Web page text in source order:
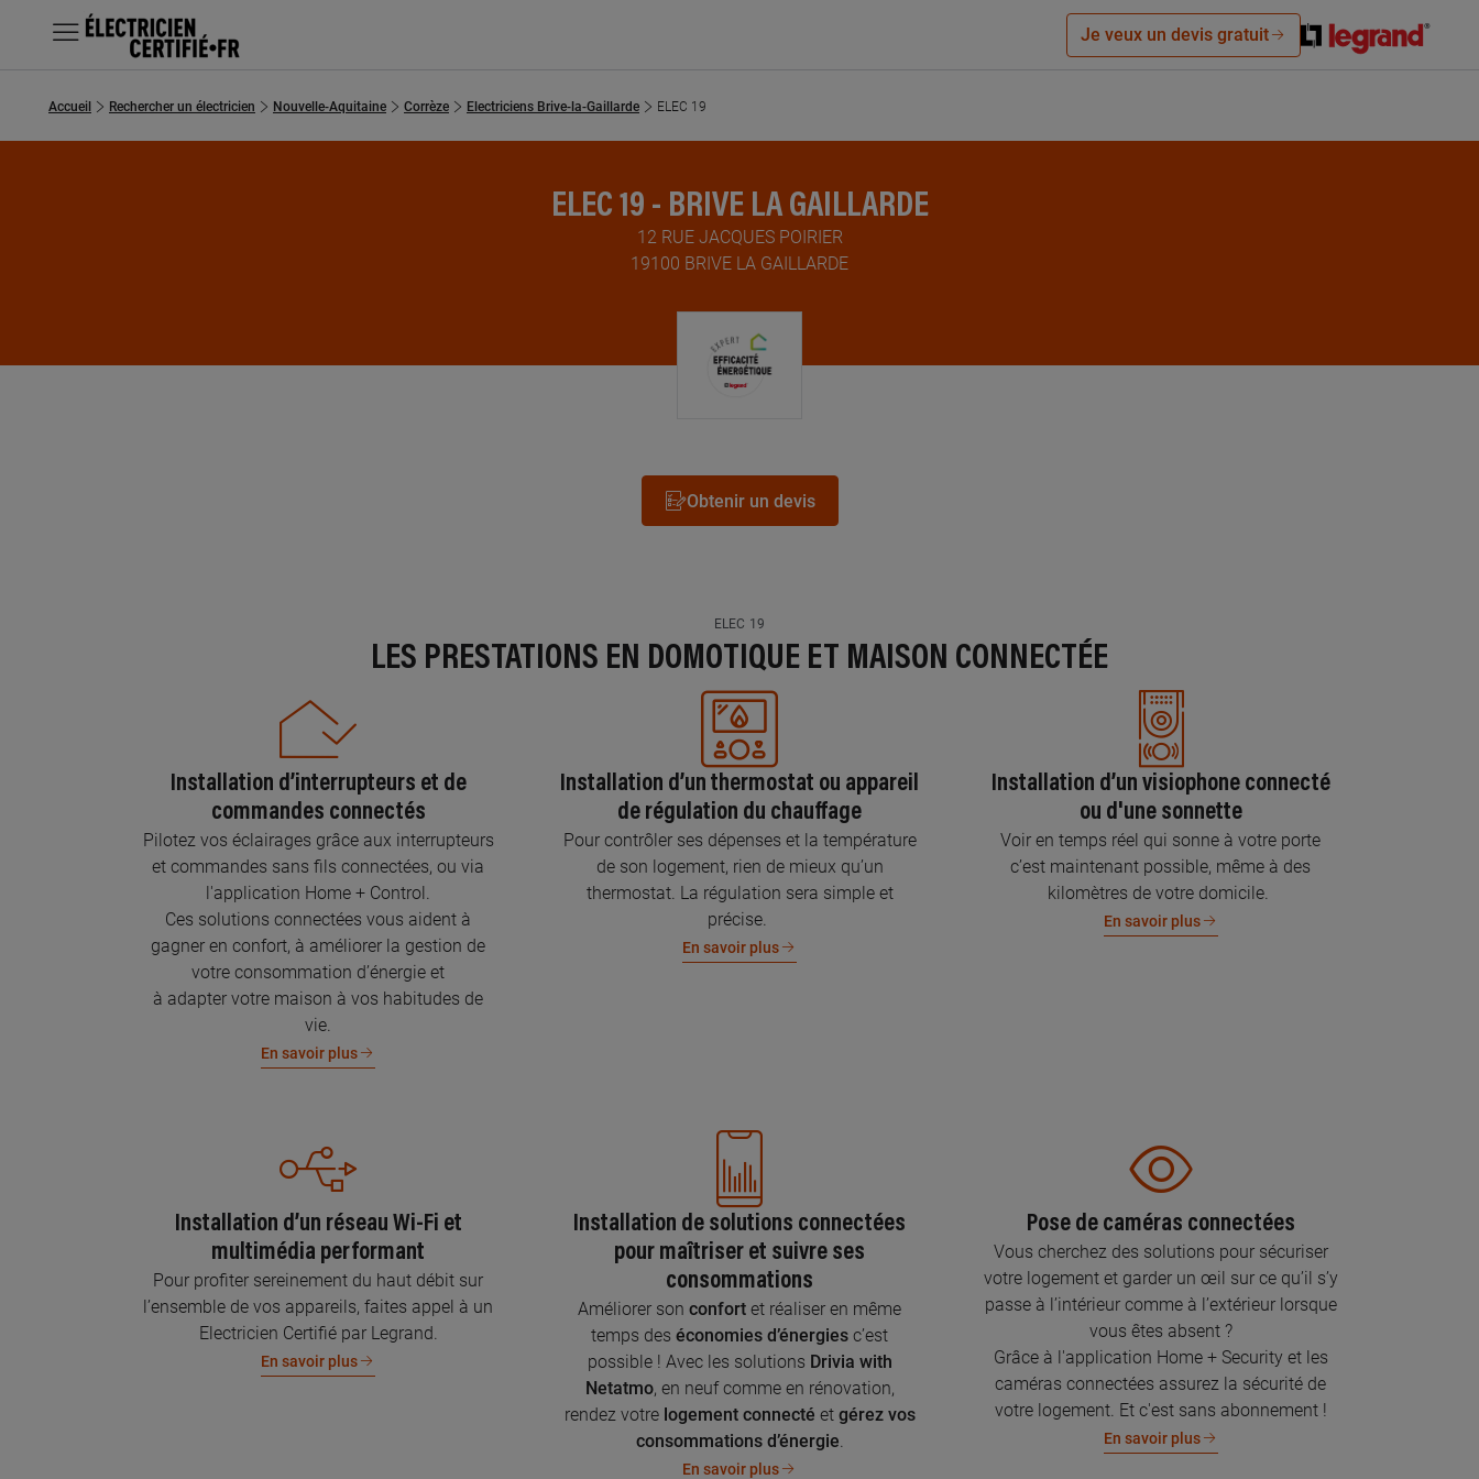
MENU
Chercher un électricien
Je veux un devis gratuit
Accueil Rechercher un électricien Nouvelle-Aquitaine Corrèze Electriciens Brive-la-Gaillarde ELEC 19
ELEC 19 - BRIVE LA GAILLARDE
12 RUE JACQUES POIRIER
19100 BRIVE LA GAILLARDE
Obtenir un devis
ELEC 19
LES PRESTATIONS EN DOMOTIQUE ET MAISON CONNECTÉE
Installation d’interrupteurs et de
commandes connectés
Pilotez vos éclairages grâce aux interrupteurs
et commandes sans fils connectées, ou via
l'application Home + Control.
Ces solutions connectées vous aident à
gagner en confort, à améliorer la gestion de
votre consommation d’énergie et
à adapter votre maison à vos habitudes de
vie.
En savoir plus
Installation d’un thermostat ou appareil
de régulation du chauffage
Pour contrôler ses dépenses et la température
de son logement, rien de mieux qu’un
thermostat. La régulation sera simple et
précise.
En savoir plus
Installation d’un visiophone connecté
ou d'une sonnette
Voir en temps réel qui sonne à votre porte
c’est maintenant possible, même à des
kilomètres de votre domicile.
En savoir plus
Installation d’un réseau Wi-Fi et
multimédia performant
Pour profiter sereinement du haut débit sur
l’ensemble de vos appareils, faites appel à un
Electricien Certifié par Legrand.
En savoir plus
Installation de solutions connectées
pour maîtriser et suivre ses
consommations
Améliorer son confort et réaliser en même
temps des économies d’énergies c’est
possible ! Avec les solutions Drivia with
Netatmo, en neuf comme en rénovation,
rendez votre logement connecté et gérez vos
consommations d’énergie.
En savoir plus
Pose de caméras connectées
Vous cherchez des solutions pour sécuriser
votre logement et garder un œil sur ce qu’il s’y
passe à l’intérieur comme à l’extérieur lorsque
vous êtes absent ?
Grâce à l'application Home + Security et les
caméras connectées assurez la sécurité de
votre logement. Et c'est sans abonnement !
En savoir plus